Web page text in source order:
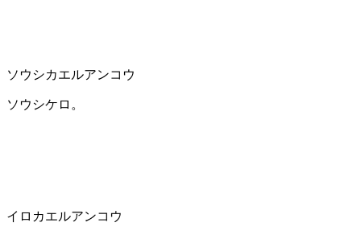
ソウシカエルアンコウ
ソウシケロ。
イロカエルアンコウ